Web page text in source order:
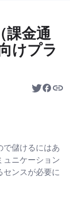
課金通
けプラ
で儲けるにはあ
ュニケーション
センスが必要に